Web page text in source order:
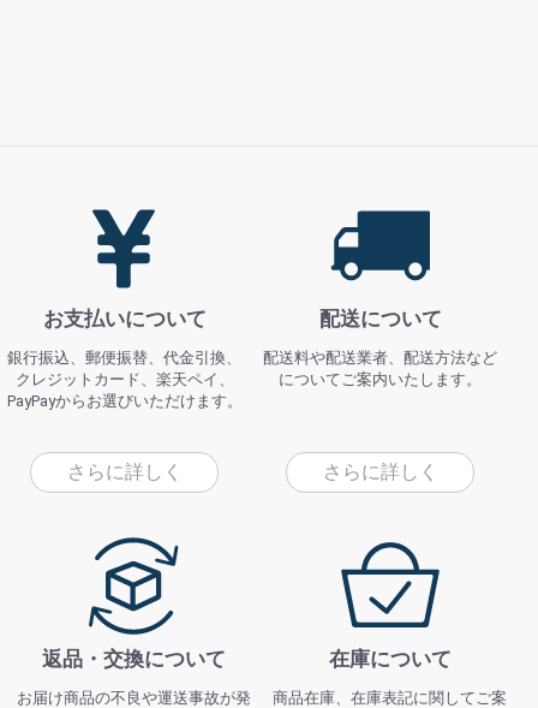
お支払いについて
銀行振込、郵便振替、代金引換、
クレジットカード、楽天ペイ、
PayPayからお選びいただけます。
さらに詳しく
配送について
配送料や配送業者、配送方法など
についてご案内いたします。
さらに詳しく
返品・交換について
お届け商品の不良や運送事故が発
在庫について
商品在庫、在庫表記に関してご案